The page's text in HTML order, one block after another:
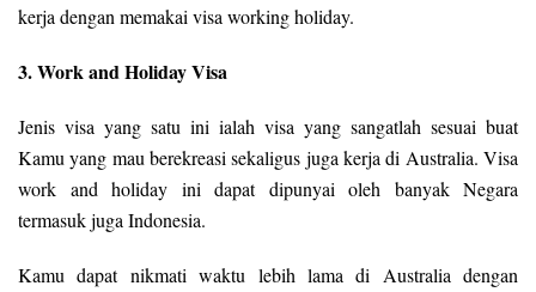
kerja dengan memakai visa working holiday.
3. Work and Holiday Visa
Jenis visa yang satu ini ialah visa yang sangatlah sesuai buat
Kamu yang mau berekreasi sekaligus juga kerja di Australia. Visa
work and holiday ini dapat dipunyai oleh banyak Negara
termasuk juga Indonesia.
Kamu dapat nikmati waktu lebih lama di Australia dengan